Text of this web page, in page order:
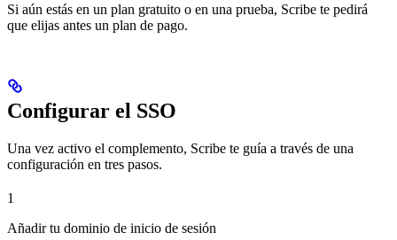
Si aún estás en un plan gratuito o en una prueba, Scribe te pedirá
que elijas antes un plan de pago.
Configurar el SSO
Una vez activo el complemento, Scribe te guía a través de una
configuración en tres pasos.
1
Añadir tu dominio de inicio de sesión